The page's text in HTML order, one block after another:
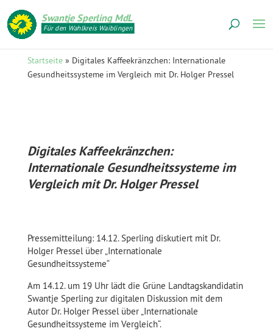
Swantje Sperling MdL
Für den Wahlkreis Waiblingen
Startseite» Digitales Kaffeekränzchen: Internationale
Gesundheitssysteme im Vergleich mit Dr. Holger Pressel
Digitales Kaffeekränzchen:
Internationale Gesundheitssysteme im
Vergleich mit Dr. Holger Pressel
Pressemitteilung: 14.12. Sperling diskutiert mit Dr.
Holger Pressel über „Internationale
Gesundheitssysteme“
Am 14.12. um 19 Uhr lädt die Grüne Landtagskandidatin
Swantje Sperling zur digitalen Diskussion mit dem
Autor Dr. Holger Pressel über „Internationale
Gesundheitssysteme im Vergleich“.